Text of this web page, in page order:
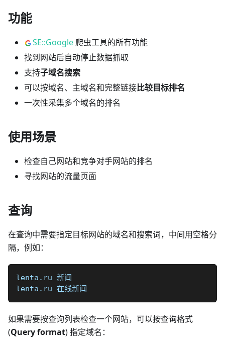
功能
SE::Google爬虫工具的所有功能
找到网站后自动停止数据抓取
支持子域名搜索
可以按域名、主域名和完整链接比较目标排名
一次性采集多个域名的排名
使用场景
检查自己网站和竞争对手网站的排名
寻找网站的流量页面
查询
在查询中需要指定目标网站的域名和搜索词，中间用空格分
隔，例如：
lenta.ru 新闻
lenta.ru 在线新闻
如果需要按查询列表检查一个网站，可以按查询格式
(Query format) 指定域名：